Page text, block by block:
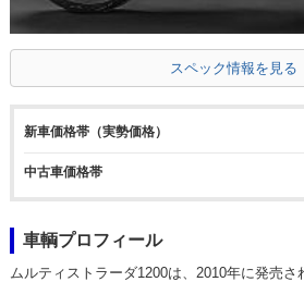
スペック情報を見る
新車価格帯（実勢価格）
中古車価格帯
車輌プロフィール
ムルティストラーダ1200は、2010年に発売さ